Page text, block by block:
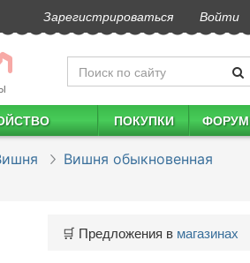
Зарегистрироваться Войти
ПОКУПКИ ФОРУМ
Вишня обыкновенная
🛒 Предложения в магазинах